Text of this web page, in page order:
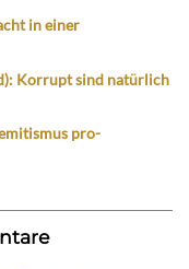
in einer
Korrupt sind natürlich
pro-